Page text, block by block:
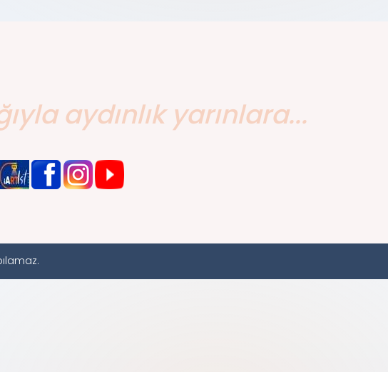
aydınlık yarınlara...